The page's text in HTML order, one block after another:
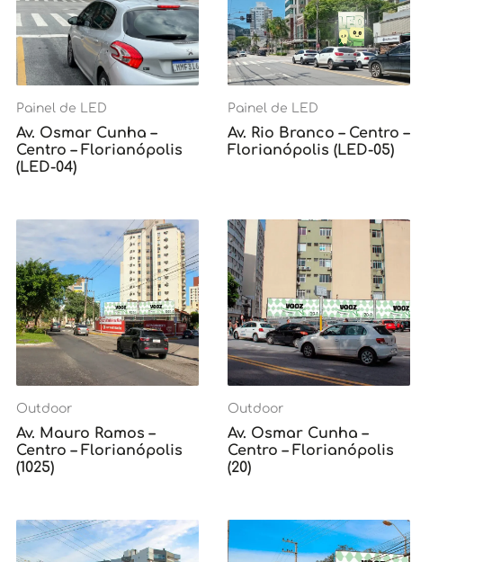
Painel de LED
Av. Osmar Cunha –
Centro – Florianópolis
(LED-04)
Painel de LED
Av. Rio Branco – Centro –
Florianópolis (LED-05)
Outdoor
Av. Mauro Ramos –
Centro – Florianópolis
(1025)
Outdoor
Av. Osmar Cunha –
Centro – Florianópolis
(20)